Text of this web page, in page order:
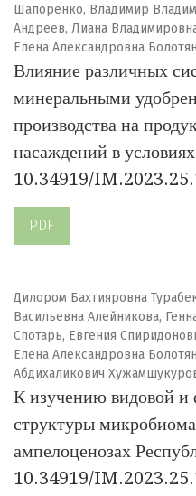
Шапоренко, Владимир
Андреев, Лиана
Елена Александровна
Влияние различных
минеральными
производства на
насаждений в
10.34919/
PDF
Дилором Бахтияровна
Васильевна Алейникова,
Спотарь, Евгения
Елена Александровна
Абдихаликович
К изучению видовой и
структуры
ампелоценозах
10.34919/